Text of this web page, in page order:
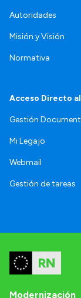
Autoridades
Misión y Visión
Normativa
Acceso Directo
Gestión
Mi Legajo
Webmail
Gestión de tareas
Modernización